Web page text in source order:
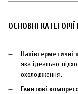
ОСНОВНІ КАТЕГОРІЇ
Напівгерметичні
яка ідеально
охолодження.
Гвинтові